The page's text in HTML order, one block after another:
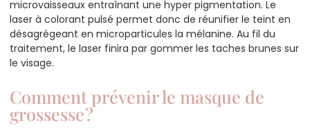
microvaisseaux entraînant une hyper pigmentation. Le
laser à colorant pulsé permet donc de réunifier le teint en
désagrégeant en microparticules la mélanine. Au fil du
traitement, le laser finira par gommer les taches brunes sur
le visage.
Comment prévenir le masque de
grossesse ?